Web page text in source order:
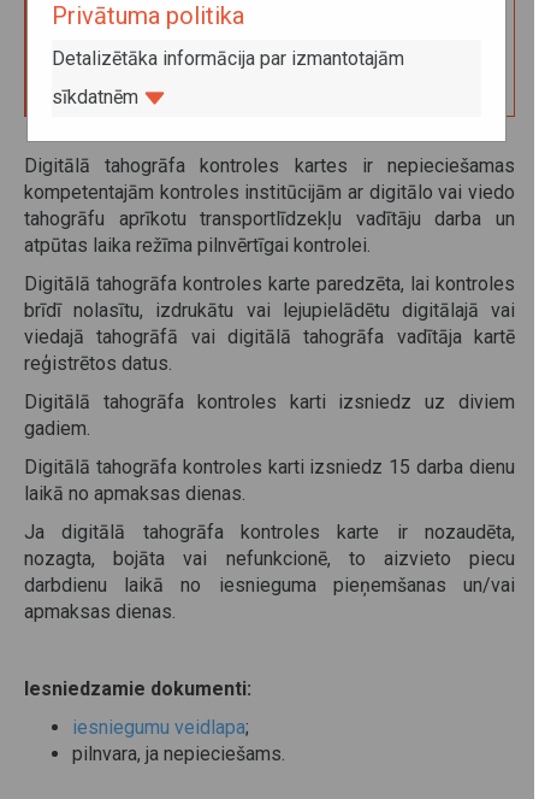
100.00
Digitālā tahogrāfa kontroles kartes ir nepieciešamas
kompetentajām kontroles institūcijām ar digitālo vai viedo
tahogrāfu aprīkotu transportlīdzekļu vadītāju darba un
atpūtas laika režīma pilnvērtīgai kontrolei.
Digitālā tahogrāfa kontroles karte paredzēta, lai kontroles
brīdī nolasītu, izdrukātu vai lejupielādētu digitālajā vai
viedajā tahogrāfā vai digitālā tahogrāfa vadītāja kartē
reģistrētos datus.
Digitālā tahogrāfa kontroles karti izsniedz uz diviem
gadiem.
Digitālā tahogrāfa kontroles karti izsniedz 15 darba dienu
laikā no apmaksas dienas.
Ja digitālā tahogrāfa kontroles karte ir nozaudēta,
nozagta, bojāta vai nefunkcionē, to aizvieto piecu
darbdienu laikā no iesnieguma pieņemšanas un/vai
apmaksas dienas.
Iesniedzamie dokumenti:
iesniegumu veidlapa;
pilnvara, ja nepieciešams.
Privātuma politika
Detalizētāka informācija par izmantotajām
sīkdatnēm